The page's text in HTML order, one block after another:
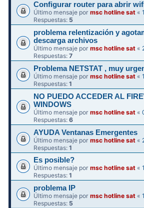
Configurar router para abrir
Último mensaje pormsc hotline sat «
Respuestas: 5
problema relentización y
descarga archivos
Último mensaje pormsc hotline sat «
Respuestas:7
Problema NETSTAT , muy
Último mensaje pormsc hotline sat «
Respuestas:1
NO PUEDO ACCEDER AL
WINDOWS
Último mensaje pormsc hotline sat «
Respuestas:6
AYUDA Ventanas Emergentes
Último mensaje pormsc hotline sat «
Respuestas:1
Es posible?
Último mensaje pormsc hotline sat «
Respuestas:1
problema IP
Último mensaje pormsc hotline sat «
Respuestas: 5